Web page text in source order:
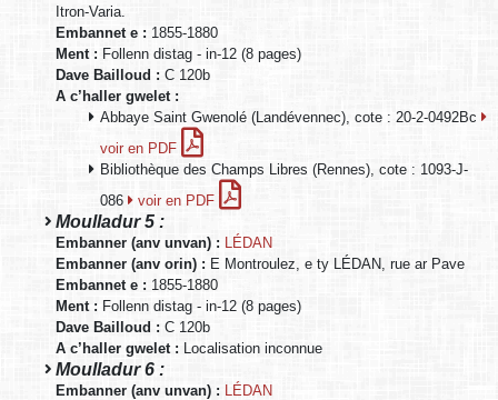
Itron-Varia.
Embannet e : 1855-1880
Ment : Follenn distag - in-12 (8 pages)
Dave Bailloud : C 120b
A c’haller gwelet :
Abbaye Saint Gwenolé (Landévennec), cote : 20-2-0492Bc
voir en PDF
Bibliothèque des Champs Libres (Rennes), cote : 1093-J-
086
voir en PDF
Moulladur 5 :
Embanner (anv unvan) : LÉDAN
Embanner (anv orin) : E Montroulez, e ty LÉDAN, rue ar Pave
Embannet e : 1855-1880
Ment : Follenn distag - in-12 (8 pages)
Dave Bailloud : C 120b
A c’haller gwelet : Localisation inconnue
Moulladur 6 :
Embanner (anv unvan) : LÉDAN